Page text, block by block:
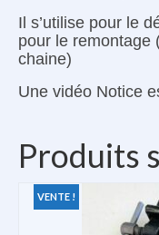
Il s’utilise pour le
pour le remontage
chaine)
Une vidéo Notice
Produits
VENTE !